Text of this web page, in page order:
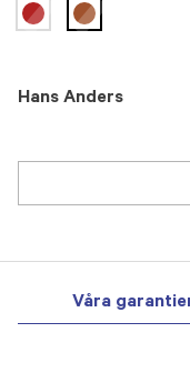
Hans Anders
selected
Våra